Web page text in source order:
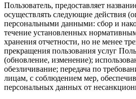
Пользователь, предоставляет
осуществлять следующие действия
персональными данными: сбор и
течение установленных
хранения отчетности, но не менее
прекращения пользования услуг
(обновление, изменение);
обезличивание; передача по
лицам, с соблюдением мер,
персональных данных от